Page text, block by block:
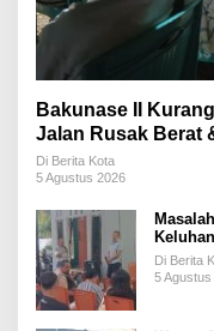
Bakunase II
Jalan Rusak Berat
Di Berita Kota
5 Agustus 2026
Di Berita
5